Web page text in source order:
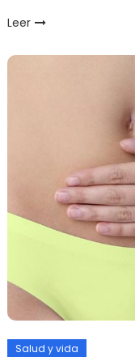
Leer
Salud y vida